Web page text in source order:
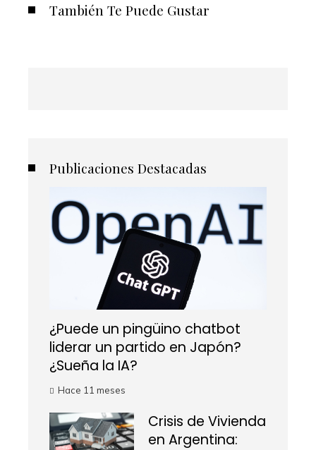
También Te Puede Gustar
Publicaciones Destacadas
¿Puede un pingüino chatbot
liderar un partido en Japón?
¿Sueña la IA?
Hace 11 meses
Crisis de Vivienda
en Argentina: